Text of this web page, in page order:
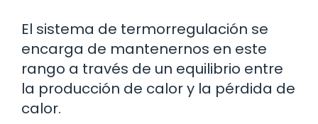
El sistema de termorregulación se
encarga de mantenernos en este
rango a través de un equilibrio entre
la producción de calor y la pérdida de
calor.